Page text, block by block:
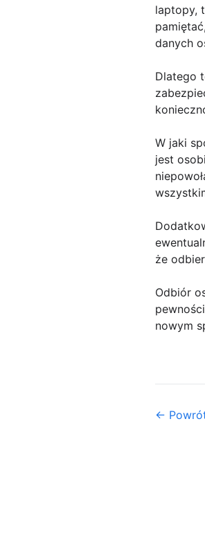
laptopy,
danych
Dlatego
W jaki
jest
że
Odbiór
nowym
←